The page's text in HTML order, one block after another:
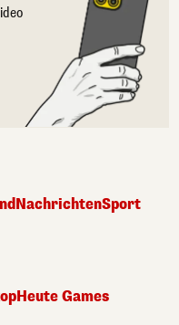
NachrichtenSport
Heute Games